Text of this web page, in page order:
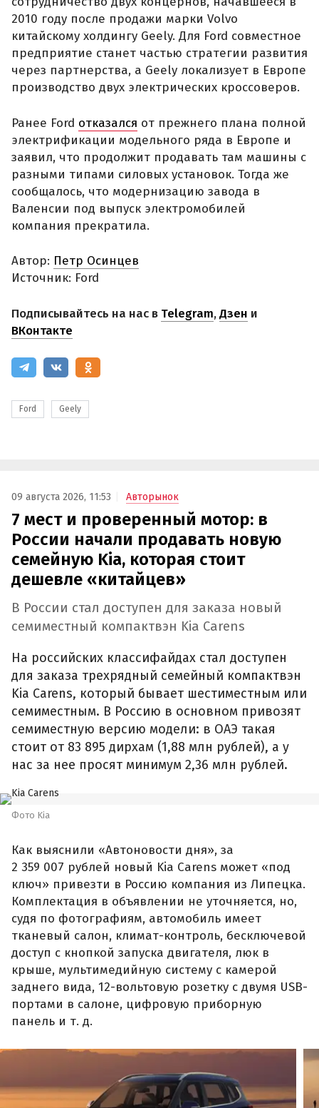
2010 году после продажи марки Volvo
китайскому холдингу Geely. Для Ford совместное
предприятие станет частью стратегии развития
через партнерства, а Geely локализует в Европе
производство двух электрических кроссоверов.
Ранее Ford отказался от прежнего плана полной
электрификации модельного ряда в Европе и
заявил, что продолжит продавать там машины с
разными типами силовых установок. Тогда же
сообщалось, что модернизацию завода в
Валенсии под выпуск электромобилей
компания прекратила.
Автор: Петр Осинцев
Источник: Ford
Подписывайтесь на нас в Telegram,Дзен и
ВКонтакте
Ford Geely
09 августа 2026, 11:53 Авторынок
7 мест и проверенный мотор: в
России начали продавать новую
семейную Kia, которая стоит
дешевле «китайцев»
В России стал доступен для заказа новый
семиместный компактвэн Kia Carens
На российских классифайдах стал доступен
для заказа трехрядный семейный компактвэн
Kia Carens, который бывает шестиместным или
семиместным. В Россию в основном привозят
семиместную версию модели: в ОАЭ такая
стоит от 83 895 дирхам (1,88 млн рублей), а у
нас за нее просят минимум 2,36 млн рублей.
Фото Kia
Как выяснили «Автоновости дня», за
2 359 007 рублей новый Kia Carens может «под
ключ» привезти в Россию компания из Липецка.
Комплектация в объявлении не уточняется, но,
судя по фотографиям, автомобиль имеет
тканевый салон, климат-контроль, бесключевой
доступ с кнопкой запуска двигателя, люк в
крыше, мультимедийную систему с камерой
заднего вида, 12-вольтовую розетку с двумя USB-
портами в салоне, цифровую приборную
панель и т. д.